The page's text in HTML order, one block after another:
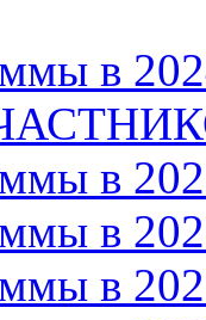
в
в
в
в